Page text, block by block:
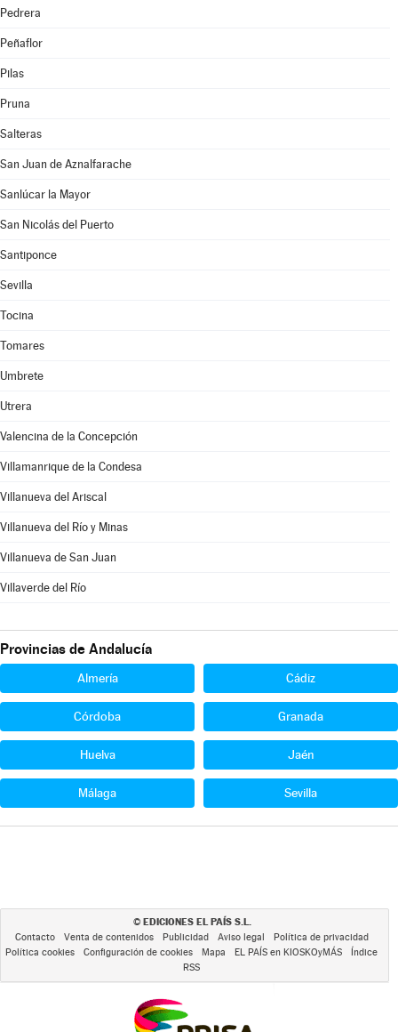
Pedrera
Peñaflor
Pilas
Pruna
Salteras
San Juan de Aznalfarache
Sanlúcar la Mayor
San Nicolás del Puerto
Santiponce
Sevilla
Tocina
Tomares
Umbrete
Utrera
Valencina de la Concepción
Villamanrique de la Condesa
Villanueva del Ariscal
Villanueva del Río y Minas
Villanueva de San Juan
Villaverde del Río
Provincias de Andalucía
Almería Cádiz
Córdoba Granada
Huelva Jaén
Málaga Sevilla
© EDICIONES EL PAÍS S.L.
Contacto Venta de contenidos Publicidad Aviso legal
Política de privacidad
Política cookies
Configuración de cookies Mapa EL PAÍS en KIOSKOyMÁS
Índice
RSS